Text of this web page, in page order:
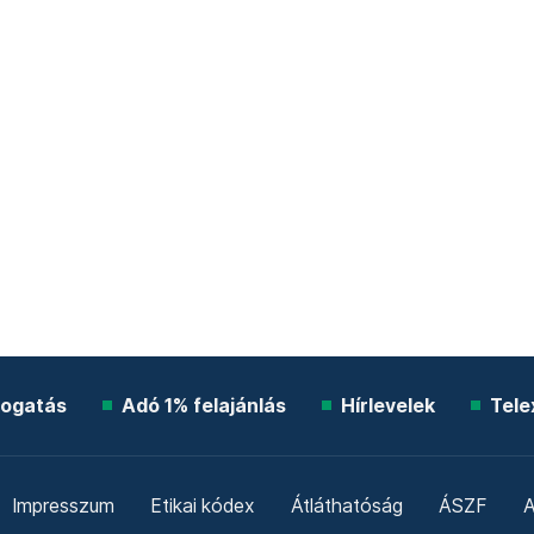
Adó 1% felajánlás Hírlevelek
Impresszum Etikai kódex Átláthatóság ÁSZF